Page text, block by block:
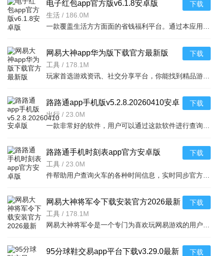
电子红包app官方版v6.1.8安卓版
生活 / 186.0M
下载
网易大神app华为版下载官方最新版
v4.15.0华为版
工具 / 178.1M
下载
路路通app手机版v5.2.8.20260410安卓
版
出行 / 23.0M
下载
路路通手机时刻表app官方安卓版
v5.2.8.20260410安卓版
工具 / 23.0M
下载
网易大神将军令下载安装官方2026最新
版v4.15.0安卓版
工具 / 178.1M
下载
95分球鞋交易app平台下载v3.29.0最新
下载